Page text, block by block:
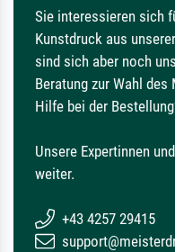
Sie interessieren sich
Kunstdruck aus
sind sich aber noch
Beratung zur Wahl
Hilfe bei der
Unsere Expertinnen
weiter.
+43 4257 29415